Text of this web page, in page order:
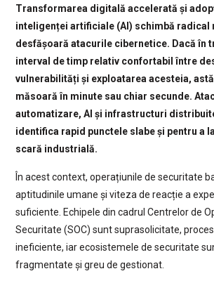
Transformarea digitală accelerată și
inteligenței artificiale (AI) schimbă radical
desfășoară atacurile cibernetice. Dacă în
interval de timp relativ confortabil între
vulnerabilități și exploatarea acesteia,
măsoară în minute sau chiar secunde.
automatizare, AI și infrastructuri
identifica rapid punctele slabe și pentru a
scară industrială.
În acest context, operațiunile de securitate
aptitudinile umane și viteza de reacție a
suficiente. Echipele din cadrul Centrelor de
Securitate (SOC) sunt suprasolicitate,
ineficiente, iar ecosistemele de securitate
fragmentate și greu de gestionat.